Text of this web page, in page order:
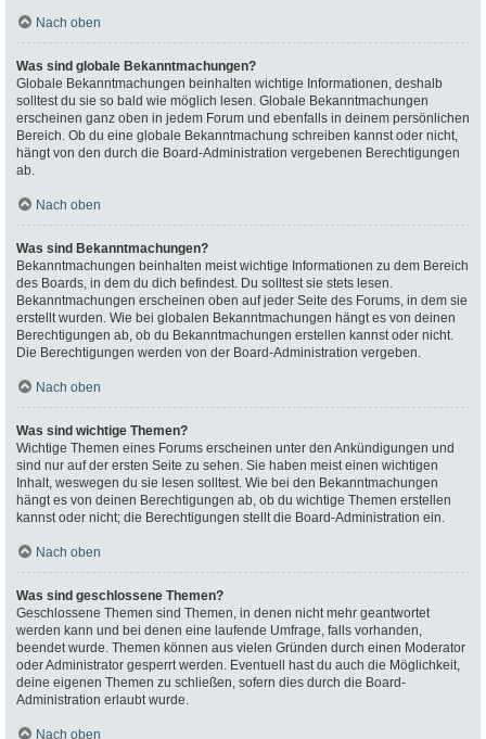
Nach oben
Was sind globale Bekanntmachungen?
Globale Bekanntmachungen beinhalten wichtige Informationen, deshalb
solltest du sie so bald wie möglich lesen. Globale Bekanntmachungen
erscheinen ganz oben in jedem Forum und ebenfalls in deinem persönlichen
Bereich. Ob du eine globale Bekanntmachung schreiben kannst oder nicht,
hängt von den durch die Board-Administration vergebenen Berechtigungen
ab.
Nach oben
Was sind Bekanntmachungen?
Bekanntmachungen beinhalten meist wichtige Informationen zu dem Bereich
des Boards, in dem du dich befindest. Du solltest sie stets lesen.
Bekanntmachungen erscheinen oben auf jeder Seite des Forums, in dem sie
erstellt wurden. Wie bei globalen Bekanntmachungen hängt es von deinen
Berechtigungen ab, ob du Bekanntmachungen erstellen kannst oder nicht.
Die Berechtigungen werden von der Board-Administration vergeben.
Nach oben
Was sind wichtige Themen?
Wichtige Themen eines Forums erscheinen unter den Ankündigungen und
sind nur auf der ersten Seite zu sehen. Sie haben meist einen wichtigen
Inhalt, weswegen du sie lesen solltest. Wie bei den Bekanntmachungen
hängt es von deinen Berechtigungen ab, ob du wichtige Themen erstellen
kannst oder nicht; die Berechtigungen stellt die Board-Administration ein.
Nach oben
Was sind geschlossene Themen?
Geschlossene Themen sind Themen, in denen nicht mehr geantwortet
werden kann und bei denen eine laufende Umfrage, falls vorhanden,
beendet wurde. Themen können aus vielen Gründen durch einen Moderator
oder Administrator gesperrt werden. Eventuell hast du auch die Möglichkeit,
deine eigenen Themen zu schließen, sofern dies durch die Board-
Administration erlaubt wurde.
Nach oben